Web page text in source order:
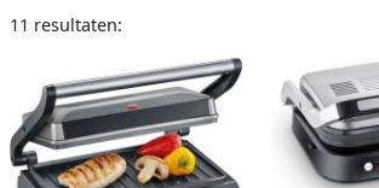
11 resultaten: